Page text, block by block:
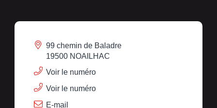
99 chemin de Baladre
19500 NOAILHAC
Voir le numéro
Voir le numéro
E-mail